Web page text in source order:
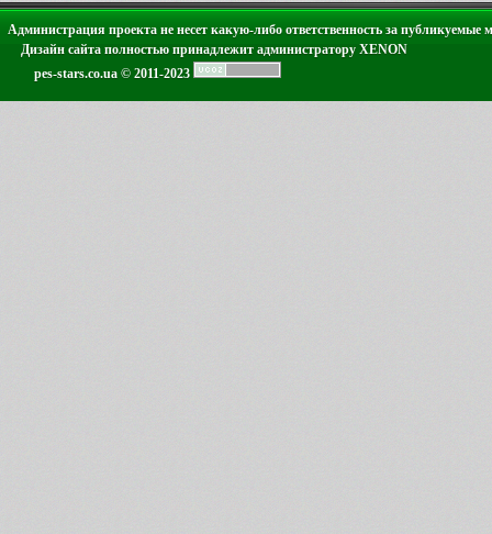
Администрация проекта не несет какую-либо ответственность за публикуемые
Дизайн сайта полностью принадлежит администратору XENON
pes-stars.co.ua © 2011-2023